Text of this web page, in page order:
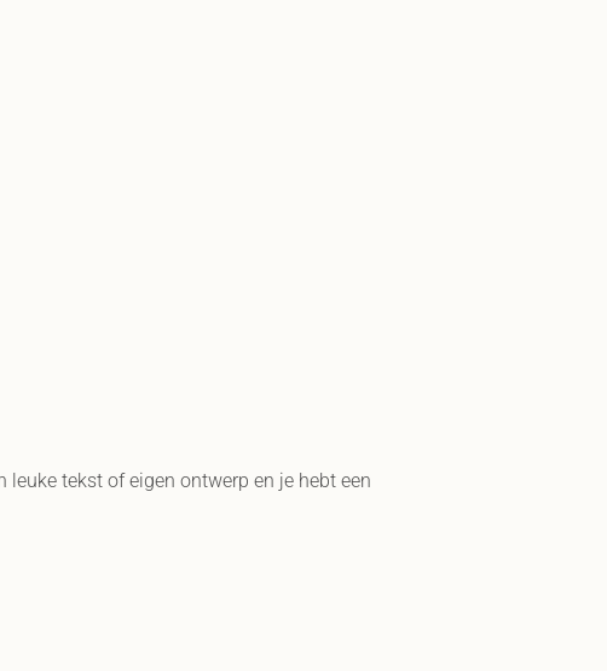
tekst of eigen ontwerp en je hebt een